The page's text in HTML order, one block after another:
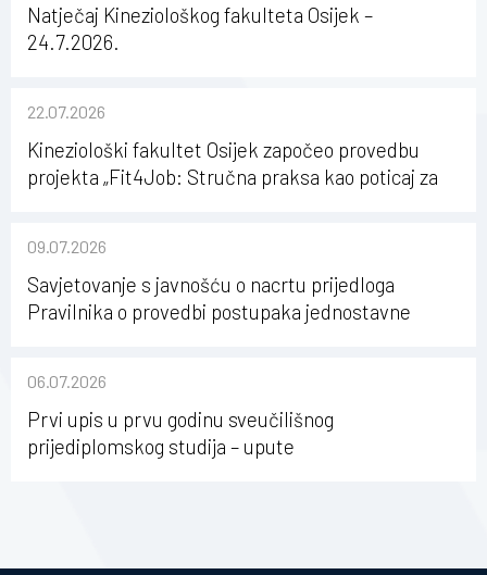
Natječaj Kineziološkog fakulteta Osijek –
24.7.2026.
22.07.2026
Kineziološki fakultet Osijek započeo provedbu
projekta „Fit4Job: Stručna praksa kao poticaj za
09.07.2026
Savjetovanje s javnošću o nacrtu prijedloga
Pravilnika o provedbi postupaka jednostavne
Osijeku
06.07.2026
Prvi upis u prvu godinu sveučilišnog
prijediplomskog studija – upute